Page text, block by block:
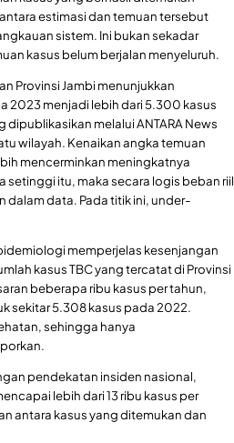
estimasi dan temuan tersebut
sistem. Ini bukan sekadar
kasus belum berjalan menyeluruh.
Provinsi Jambi menunjukkan
2023 menjadi lebih dari 5.300 kasus
dipublikasikan melalui ANTARA News
wilayah. Kenaikan angka temuan
mencerminkan meningkatnya
itu, maka secara logis beban riil
dalam data. Pada titik ini, under-
memperjelas kesenjangan
kasus TBC yang tercatat di Provinsi
beberapa ribu kasus per tahun,
sekitar 5.308 kasus pada 2022.
sehingga hanya
pendekatan insiden nasional,
lebih dari 13 ribu kasus per
antara kasus yang ditemukan dan